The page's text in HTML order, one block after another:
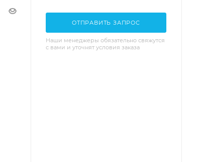
ОТПРАВИТЬ ЗАПРОС
Наши менеджеры обязательно свяжутся
с вами и уточнят условия заказа